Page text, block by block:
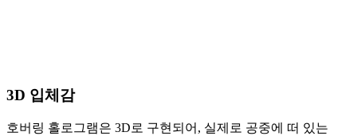
3D 입체감
호버링 홀로그램은 3D로 구현되어, 실제로 공중에 떠 있는